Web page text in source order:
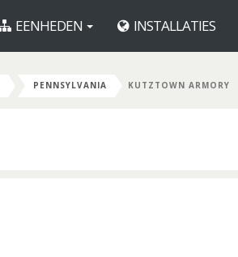
EENHEDEN INSTALLATIES
PENNSYLVANIA KUTZTOWN ARMORY